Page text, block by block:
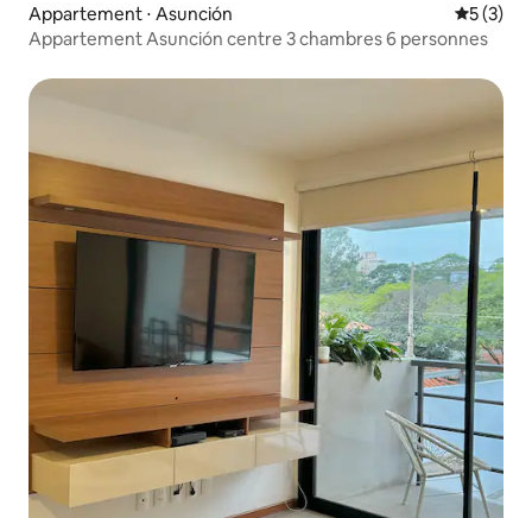
Appartement ⋅ Asunción
5 (3)
Appartement Asunción centre 3 chambres 6 personnes